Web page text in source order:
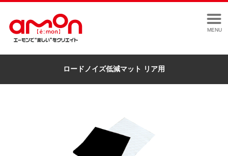
MENU
ロードノイズ低減マット リア用